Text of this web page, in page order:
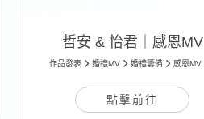
哲安 & 怡君｜感恩MV
作品發表 婚禮MV 婚禮籌備 感恩MV
點擊前往